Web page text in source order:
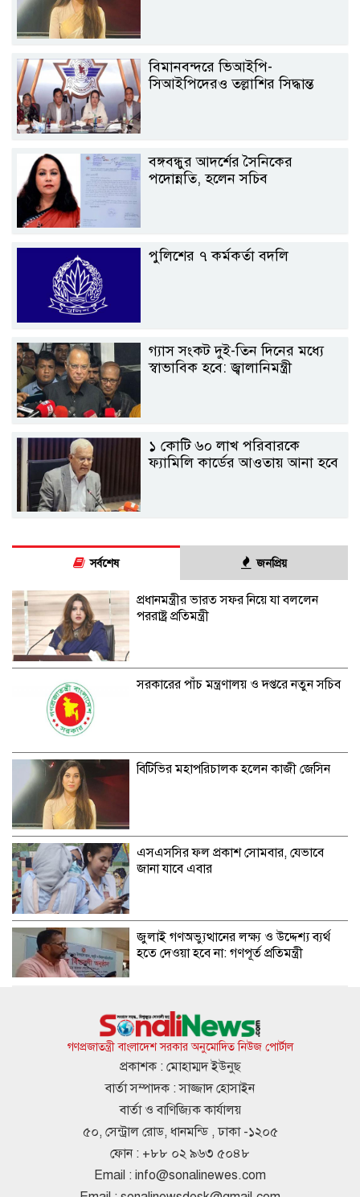
বিমানবন্দরে ভিআইপি-
সিআইপিদেরও তল্লাশির সিদ্ধান্ত
বঙ্গবন্ধুর আদর্শের সৈনিকের
পদোন্নতি, হলেন সচিব
পুলিশের ৭ কর্মকর্তা বদলি
গ্যাস সংকট দুই-তিন দিনের মধ্যে
স্বাভাবিক হবে: জ্বালানিমন্ত্রী
১ কোটি ৬০ লাখ পরিবারকে
ফ্যামিলি কার্ডের আওতায় আনা হবে
সর্বশেষ জনপ্রিয়
প্রধানমন্ত্রীর ভারত সফর নিয়ে যা বললেন
পররাষ্ট্র প্রতিমন্ত্রী
সরকারের পাঁচ মন্ত্রণালয় ও দপ্তরে নতুন সচিব
বিটিভির মহাপরিচালক হলেন কাজী জেসিন
এসএসসির ফল প্রকাশ সোমবার, যেভাবে
জানা যাবে এবার
জুলাই গণঅভ্যুত্থানের লক্ষ্য ও উদ্দেশ্য ব্যর্থ
হতে দেওয়া হবে না: গণপূর্ত প্রতিমন্ত্রী
বিমানবন্দরে ভিআইপি-সিআইপিদেরও তল্লাশির
সিদ্ধান্ত
রুশ পারমাণবিক আইসব্রেকারে উত্তর মেরু
অভিযানে বাংলাদেশী শিক্ষার্থী প্রত্যয়
তনু হত্যা
গণপ্রজাতন্ত্রী বাংলাদেশ সরকার অনুমোদিত নিউজ পোর্টাল
প্রকাশক : মোহাম্মদ ইউনুছ
বার্তা সম্পাদক : সাজ্জাদ হোসাইন
বার্তা ও বাণিজ্যিক কার্যালয়
৫০, সেন্ট্রাল রোড, ধানমন্ডি , ঢাকা -১২০৫
ফোন : +৮৮ ০২ ৯৬৩ ৫০৪৮
Email : info@sonalinewes.com